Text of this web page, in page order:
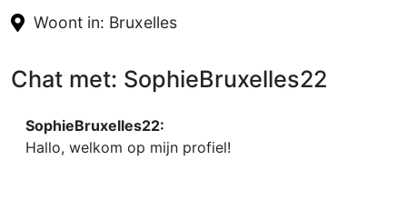
Woont in: Bruxelles
Chat met: SophieBruxelles22
SophieBruxelles22:
Hallo, welkom op mijn profiel!